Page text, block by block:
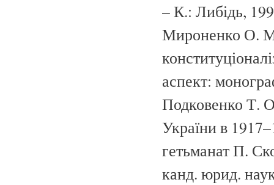
– К.: Либідь,
Мироненко О. М.
аспект:
Подковенко Т.
України в
гетьманат П.
канд. юрид.